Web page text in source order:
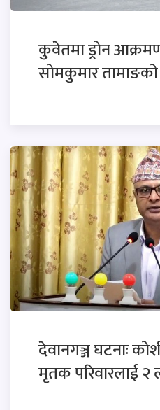
कुवेतमा ड्रोन
सोमकुमार तामाङको
देवानगञ्ज घटनाः
मृतक परिवारलाई २